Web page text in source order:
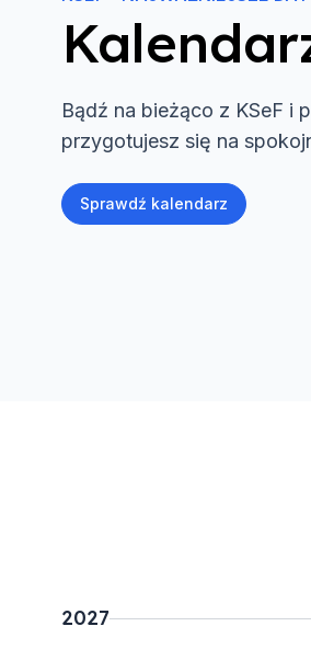
Bądź na bieżąco z KSeF i
przygotujesz się na
Sprawdź kalendarz
2027